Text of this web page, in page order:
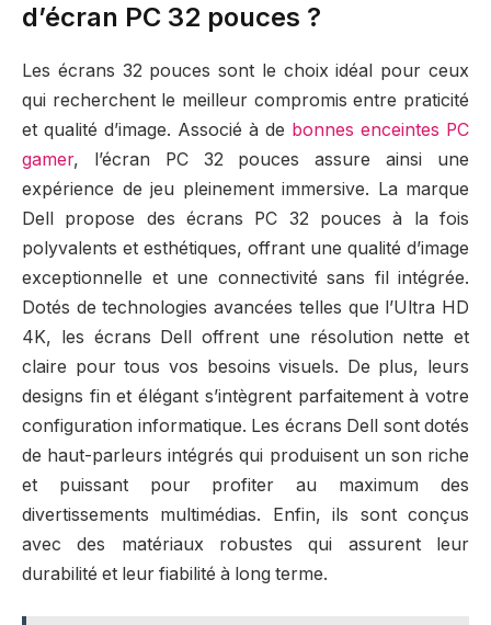
d’écran PC 32 pouces ?
Les écrans 32 pouces sont le choix idéal pour ceux
qui recherchent le meilleur compromis entre praticité
et qualité d’image. Associé à de bonnes enceintes PC
gamer, l’écran PC 32 pouces assure ainsi une
expérience de jeu pleinement immersive. La marque
Dell propose des écrans PC 32 pouces à la fois
polyvalents et esthétiques, offrant une qualité d’image
exceptionnelle et une connectivité sans fil intégrée.
Dotés de technologies avancées telles que l’Ultra HD
4K, les écrans Dell offrent une résolution nette et
claire pour tous vos besoins visuels. De plus, leurs
designs fin et élégant s’intègrent parfaitement à votre
configuration informatique. Les écrans Dell sont dotés
de haut-parleurs intégrés qui produisent un son riche
et puissant pour profiter au maximum des
divertissements multimédias. Enfin, ils sont conçus
avec des matériaux robustes qui assurent leur
durabilité et leur fiabilité à long terme.